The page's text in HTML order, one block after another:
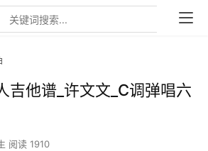
吉他谱_许文文_C调弹唱六
阅读 1910